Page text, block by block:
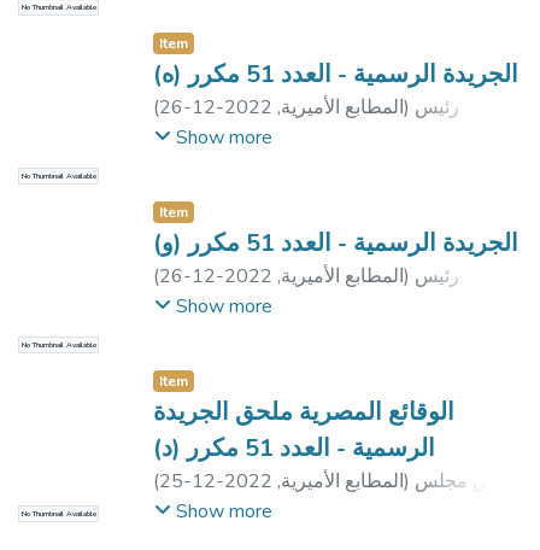
No Thumbnail Available
No Thumbnail Available
Item
الجريدة الرسمية - العدد 51 مكرر (ه)
( المطابع الأميرية,
2022-12-26 ) رئيس
الجمهورية
Show more
No Thumbnail Available
Item
الجريدة الرسمية - العدد 51 مكرر (و)
( المطابع الأميرية,
2022-12-26 ) رئيس
الجمهورية
Show more
No Thumbnail Available
Item
الوقائع المصرية ملحق الجريدة
الرسمية - العدد 51 مكرر (د)
( المطابع الأميرية,
2022-12-25 ) رئيس مجلس
الوزراء
Show more